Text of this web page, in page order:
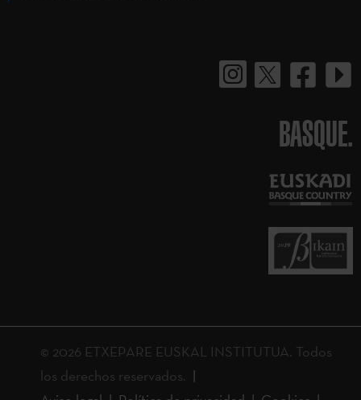
BASQUE.
© 2026 ETXEPARE EUSKAL INSTITUTUA. Todos
los derechos reservados.